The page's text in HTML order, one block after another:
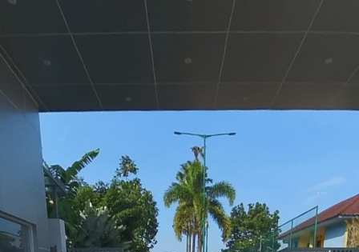
Petunjuk Penting
Selamat datang! Untuk
navigasi di Virtual Tour 360
silahkan menggunakan
tombol panah atau WSAD di
keyboard atau dgn mouse di
layar komputer. Gunakan
jemari jika menggunakan
layar sentuh seperti
smartphone atau tablet.
Icon informasi dengan gambar
panah, helicopter, helipad,
huruf i, video di dalam tour
dapat diaktifkan untuk
menampilkan info berikutnya.